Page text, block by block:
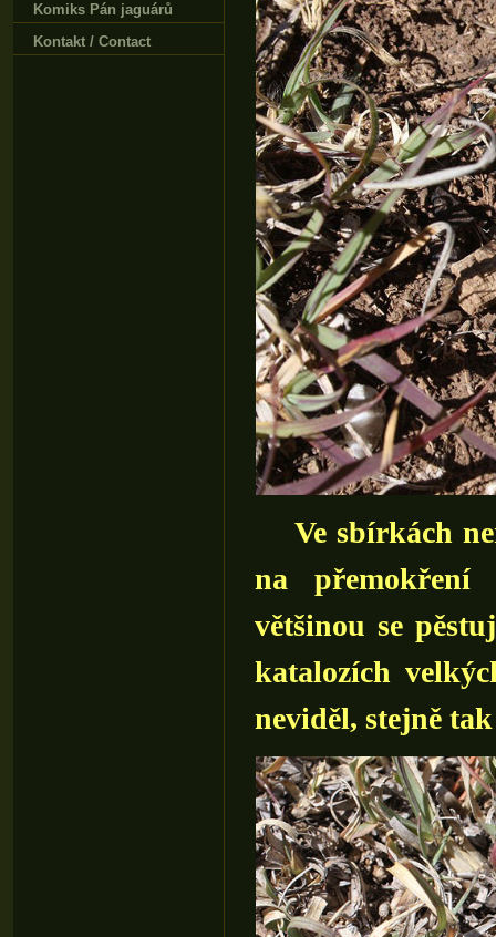
Ve sbírkách
na přemokření
většinou se
katalozích
neviděl, stejně
Komiks Pán jaguárů
Kontakt / Contact